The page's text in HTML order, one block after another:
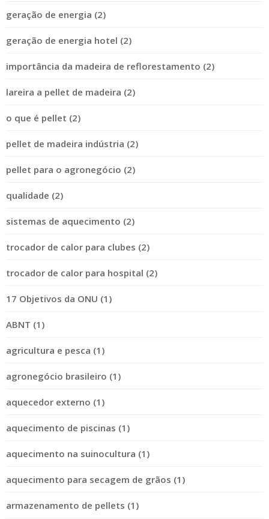
geração de energia (2)
geração de energia hotel (2)
importância da madeira de reflorestamento (2)
lareira a pellet de madeira (2)
o que é pellet (2)
pellet de madeira indústria (2)
pellet para o agronegócio (2)
qualidade (2)
sistemas de aquecimento (2)
trocador de calor para clubes (2)
trocador de calor para hospital (2)
17 Objetivos da ONU (1)
ABNT (1)
agricultura e pesca (1)
agronegócio brasileiro (1)
aquecedor externo (1)
aquecimento de piscinas (1)
aquecimento na suinocultura (1)
aquecimento para secagem de grãos (1)
armazenamento de pellets (1)